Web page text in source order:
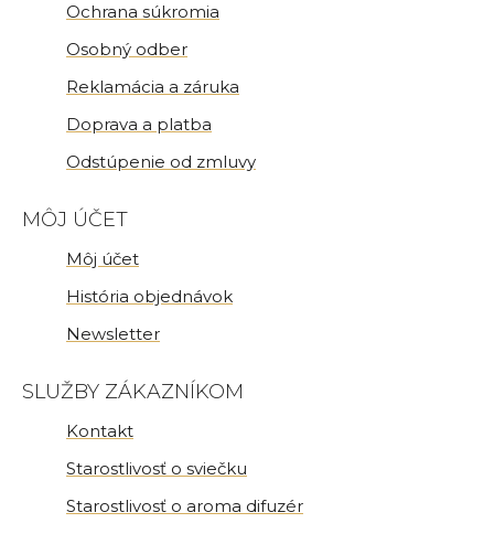
Ochrana súkromia
Osobný odber
Reklamácia a záruka
Doprava a platba
Odstúpenie od zmluvy
MÔJ ÚČET
Môj účet
História objednávok
Newsletter
SLUŽBY ZÁKAZNÍKOM
Kontakt
Starostlivosť o sviečku
Starostlivosť o aroma difuzér